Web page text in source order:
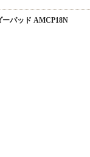
ーパッド AMCP18N